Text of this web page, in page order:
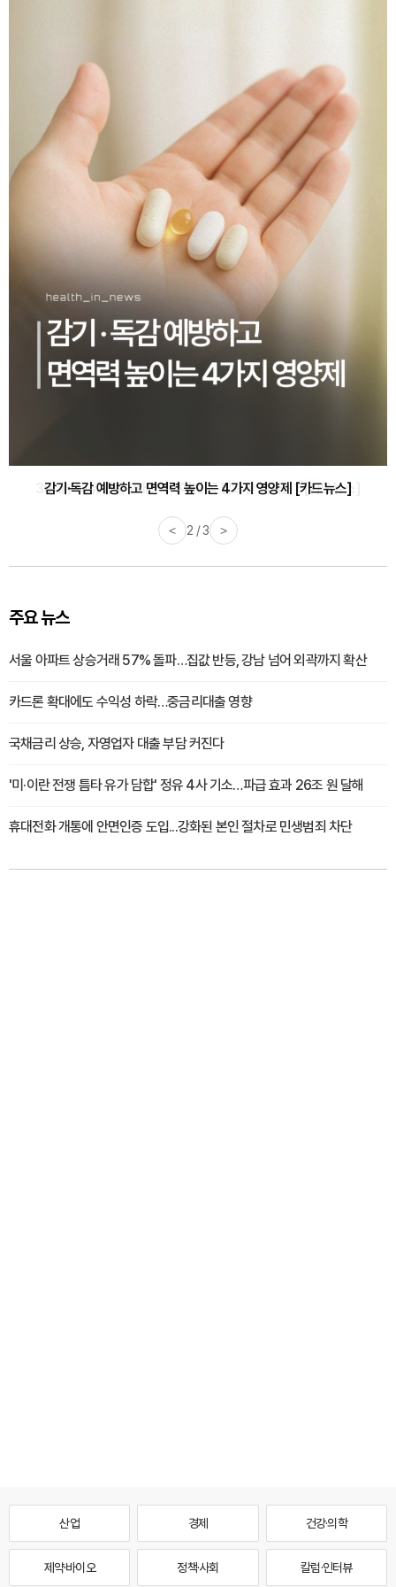
감기·독감 예방하고 면역력 높이는 4가지 영양제 [카드뉴스]
< 3 / 3 >
주요 뉴스
서울 아파트 상승거래 57% 돌파…집값 반등, 강남 넘어 외곽까지 확산
카드론 확대에도 수익성 하락…중금리대출 영향
국채금리 상승, 자영업자 대출 부담 커진다
'미·이란 전쟁 틈타 유가 담합' 정유 4사 기소…파급 효과 26조 원 달해
휴대전화 개통에 안면인증 도입...강화된 본인 절차로 민생범죄 차단
산업 경제 건강·의학
제약·바이오 정책·사회 칼럼·인터뷰